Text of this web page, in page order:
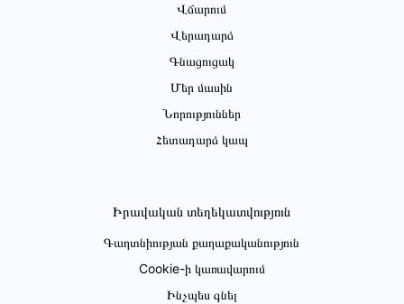
Վճարում
Վերադարձ
Գնացուցակ
Մեր մասին
Նորություններ
Հետադարձ կապ
Իրավական տեղեկատվություն
Գաղտնիության քաղաքականություն
Cookie-ի կառավարում
Ինչպես գնել